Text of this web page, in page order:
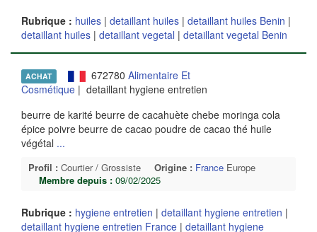
Rubrique : huiles | detaillant huiles | detaillant huiles Benin |
detaillant huiles | detaillant vegetal | detaillant vegetal Benin
ACHAT 672780 Alimentaire Et
Cosmétique | detaillant hygiene entretien
beurre de karité beurre de cacahuète chebe moringa cola
épice poivre beurre de cacao poudre de cacao thé huile
végétal ...
Profil : Courtier / Grossiste Origine : France Europe
Membre depuis : 09/02/2025
Rubrique : hygiene entretien | detaillant hygiene entretien |
detaillant hygiene entretien France | detaillant hygiene